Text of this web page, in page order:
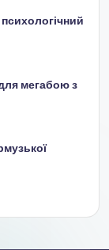
мегабою з